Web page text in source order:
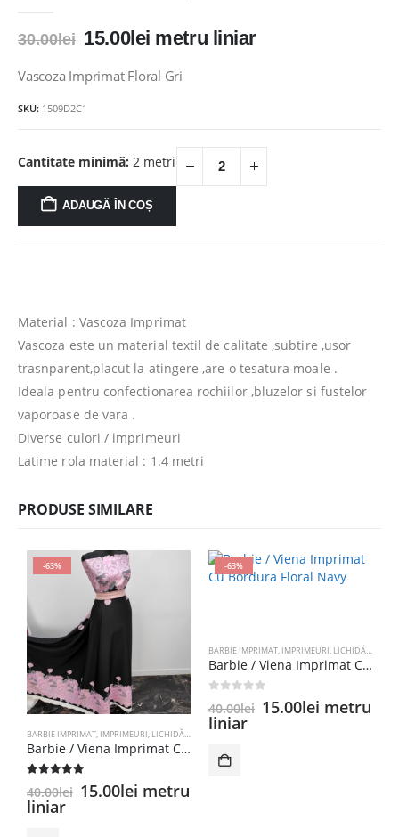
30.00lei Prețul
a
30.00lei.
15.00leiPrețul
este:
metru liniar
Vascoza Imprimat Floral Gri
SKU: 1509D2C1
Cantitate minimă: 2 metri
ADAUGĂ ÎN COȘ
Material : Vascoza Imprimat
Vascoza este un material textil de calitate ,subtire ,usor
trasnparent,placut la atingere ,are o tesatura moale .
Ideala pentru confectionarea rochiilor ,bluzelor si fustelor
vaporoase de vara .
Diverse culori / imprimeuri
Latime rola material : 1.4 metri
PRODUSE SIMILARE
-63%
BARBIE IMPRIMAT, IMPRIMEURI, LICHIDĂRI DE STOC
Barbie / Viena Imprimat Cu Bordura Floral Negru / Roz
out of 5
40.00lei Prețul
15.00lei Prețul
metru
liniar
-63%
BARBIE IMPRIMAT, IMPRIMEURI, LICHIDĂRI DE STOC
Barbie / Viena Imprimat Cu Bordura Floral Navy
40.00lei Prețul
15.00lei Prețul
metru
liniar